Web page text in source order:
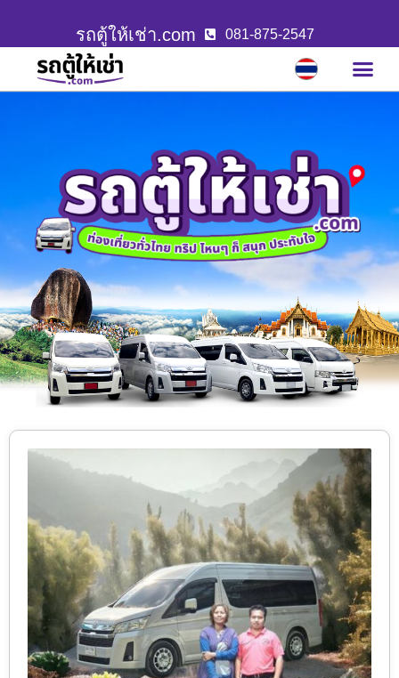
รถตู้ให้เช่า.com 081-875-2547